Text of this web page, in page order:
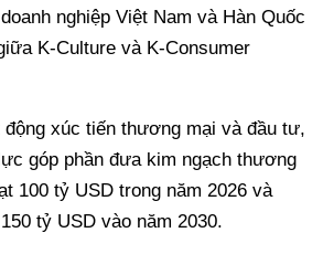
nghiệp Việt Nam và Hàn Quốc
K-Culture và K-Consumer
động xúc tiến thương mại và đầu tư,
góp phần đưa kim ngạch thương
100 tỷ USD trong năm 2026 và
tỷ USD vào năm 2030.